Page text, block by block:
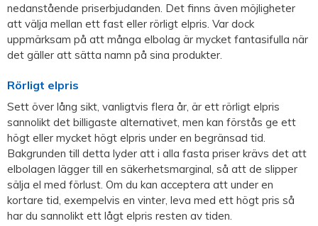
nedanstående priserbjudanden. Det finns även möjligheter
att välja mellan ett fast eller rörligt elpris. Var dock
uppmärksam på att många elbolag är mycket fantasifulla när
det gäller att sätta namn på sina produkter.
Rörligt elpris
Sett över lång sikt, vanligtvis flera år, är ett rörligt elpris
sannolikt det billigaste alternativet, men kan förstås ge ett
högt eller mycket högt elpris under en begränsad tid.
Bakgrunden till detta lyder att i alla fasta priser krävs det att
elbolagen lägger till en säkerhetsmarginal, så att de slipper
sälja el med förlust. Om du kan acceptera att under en
kortare tid, exempelvis en vinter, leva med ett högt pris så
har du sannolikt ett lågt elpris resten av tiden.